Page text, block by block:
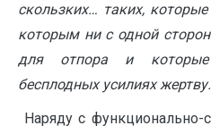
скользких… таких, которые
которым ни с одной
для отпора и
бесплодных усилиях
Наряду с функционально-